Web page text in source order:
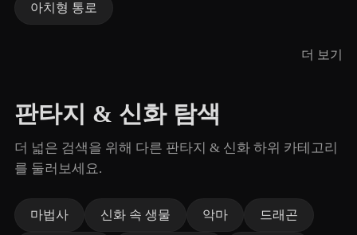
아치형 통로
더 보기
판타지 & 신화 탐색
더 넓은 검색을 위해 다른 판타지 & 신화 하위 카테고리
를 둘러보세요.
마법사 신화 속 생물 악마 드래곤